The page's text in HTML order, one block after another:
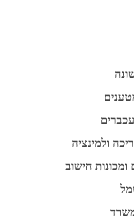
ולמינציה
ומכונות חישוב